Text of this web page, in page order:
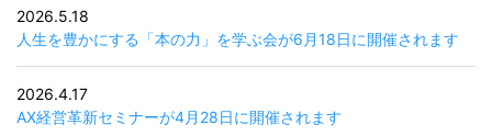
株式会社ＩＴグローバルブレイン
株式会社ブレインナビオン
Brainworks ASIA CO.,Ltd
採用専用ページ
お問い合わせ
サービス内容
最新情報はこちらから
2026.5.18
人生を豊かにする「本の力」を学ぶ会が6月18日に開催されます
2026.4.17
AX経営革新セミナーが4月28日に開催されます